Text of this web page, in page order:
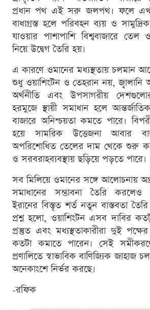
প্রধান পথ এই সরু জলপথ। ফলে
বাধাগ্রস্ত হলে পরিবহন ব্যয় ও
যাওয়ার পাশাপাশি বিশ্ববাজারে
নিয়ে উদ্বেগ তৈরি হয়।
এ কারণে ওমানের মধ্যস্থতায় চলমান
শুধু ওয়াশিংটন ও তেহরান নয়, জ্বালানি
অর্থনীতি এবং উপসাগরীয়
হরমুজে স্থায়ী সমাধান হলে
বাজারে অনিশ্চয়তা কমতে পারে।
হয়ে সামরিক উত্তেজনা আবার
অপরিশোধিত তেলের দাম থেকে শুরু
ও সরবরাহব্যবস্থায় ছড়িয়ে পড়তে পারে।
সব মিলিয়ে ওমানের সঙ্গে আলোচনায়
সমাধানের সম্ভাবনা তৈরি করলেও
ইরানের বিস্তৃত শর্ত নতুন বাস্তবতা
প্রশ্ন হলো, ওয়াশিংটন এসব দাবির
প্রস্তুত এবং মধ্যস্থতাকারীরা দুই
কতটা কমাতে পারেন। সেই
প্রণালিতে স্বাভাবিক বাণিজ্যিক জাহাজ
অনেকাংশে নির্ভর করছে।
-রফিক